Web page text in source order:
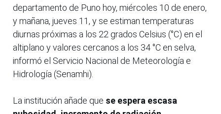
departamento de Puno hoy, miércoles 10 de enero,
y mañana, jueves 11, y se estiman temperaturas
diurnas próximas a los 22 grados Celsius (°C) en el
altiplano y valores cercanos a los 34 °C en selva,
informó el Servicio Nacional de Meteorología e
Hidrología (Senamhi).
La institución añade que se espera escasa